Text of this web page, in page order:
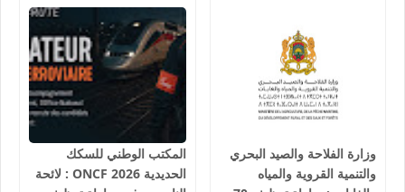
وزارة الفلاحة والصيد البحري
والتنمية القروية والمياه
المكتب الوطني للسكك
الحديدية 2026 ONCF : لائحة